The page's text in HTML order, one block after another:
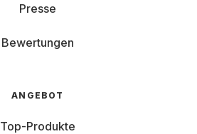
Presse
Bewertungen
ANGEBOT
Top-Produkte